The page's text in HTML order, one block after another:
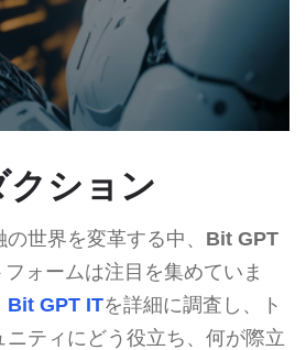
クション
世界を変革する中、 Bit GPT
ォームは注目を集めていま
Bit GPT ITを詳細に調査し、ト
ニティにどう役立ち、何が際立